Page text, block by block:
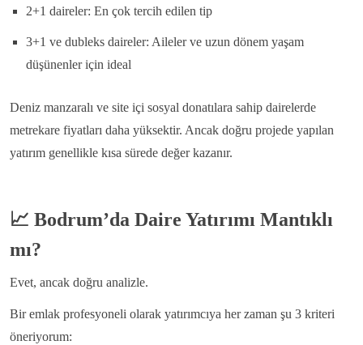
2+1 daireler: En çok tercih edilen tip
3+1 ve dubleks daireler: Aileler ve uzun dönem yaşam
düşünenler için ideal
Deniz manzaralı ve site içi sosyal donatılara sahip dairelerde
metrekare fiyatları daha yüksektir. Ancak doğru projede yapılan
yatırım genellikle kısa sürede değer kazanır.
📈 Bodrum’da Daire Yatırımı Mantıklı
mı?
Evet, ancak doğru analizle.
Bir emlak profesyoneli olarak yatırımcıya her zaman şu 3 kriteri
öneriyorum: